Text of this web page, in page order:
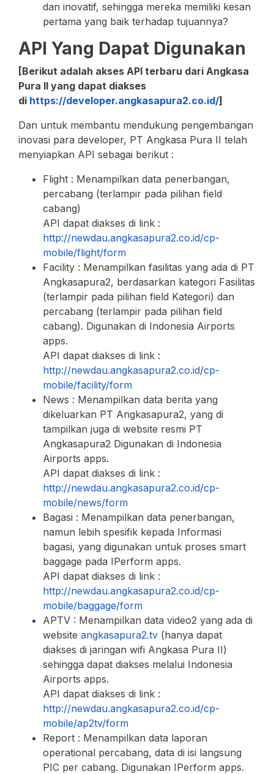
dan inovatif, sehingga mereka memiliki kesan
pertama yang baik terhadap tujuannya?
API Yang Dapat Digunakan
[Berikut adalah akses API terbaru dari Angkasa
Pura II yang dapat diakses
di https://developer.angkasapura2.co.id/]
Dan untuk membantu mendukung pengembangan
inovasi para developer, PT Angkasa Pura II telah
menyiapkan API sebagai berikut :
Flight : Menampilkan data penerbangan,
percabang (terlampir pada pilihan field
cabang)
API dapat diakses di link :
http://newdau.angkasapura2.co.id/cp-
mobile/flight/form
Facility : Menampilkan fasilitas yang ada di PT
Angkasapura2, berdasarkan kategori Fasilitas
(terlampir pada pilihan field Kategori) dan
percabang (terlampir pada pilihan field
cabang). Digunakan di Indonesia Airports
apps.
API dapat diakses di link :
http://newdau.angkasapura2.co.id/cp-
mobile/facility/form
News : Menampilkan data berita yang
dikeluarkan PT Angkasapura2, yang di
tampilkan juga di website resmi PT
Angkasapura2 Digunakan di Indonesia
Airports apps.
API dapat diakses di link :
http://newdau.angkasapura2.co.id/cp-
mobile/news/form
Bagasi : Menampilkan data penerbangan,
namun lebih spesifik kepada Informasi
bagasi, yang digunakan untuk proses smart
baggage pada IPerform apps.
API dapat diakses di link :
http://newdau.angkasapura2.co.id/cp-
mobile/baggage/form
APTV : Menampilkan data video2 yang ada di
website angkasapura2.tv (hanya dapat
diakses di jaringan wifi Angkasa Pura II)
sehingga dapat diakses melalui Indonesia
Airports apps.
API dapat diakses di link :
http://newdau.angkasapura2.co.id/cp-
mobile/ap2tv/form
Report : Menampilkan data laporan
operational percabang, data di isi langsung
PIC per cabang. Digunakan IPerform apps.